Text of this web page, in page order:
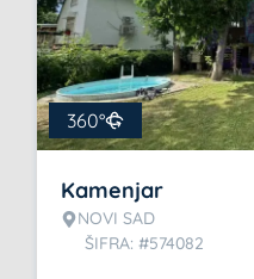
360°
Kamenjar
NOVI SAD
ŠIFRA: #574082